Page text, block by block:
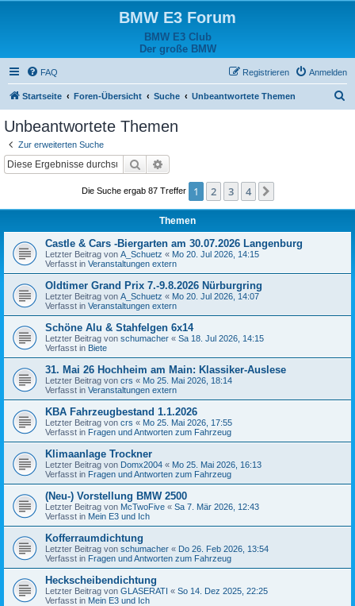
BMW E3 Forum
BMW E3 Club
Der große BMW
FAQ Anmelden
Registrieren
Startseite Foren-Übersicht Suche Unbeantwortete Themen
Unbeantwortete Themen
Zur erweiterten Suche
Suche
Die Suche ergab 87 Treffer 1 2 3 4
Themen
Castle & Cars -Biergarten am 30.07.2026 Langenburg
Letzter Beitrag von A_Schuetz « Mo 20. Jul 2026, 14:15
Verfasst in Veranstaltungen extern
Oldtimer Grand Prix 7.-9.8.2026 Nürburgring
Letzter Beitrag von A_Schuetz « Mo 20. Jul 2026, 14:07
Verfasst in Veranstaltungen extern
Schöne Alu & Stahfelgen 6x14
Letzter Beitrag von schumacher « Sa 18. Jul 2026, 14:15
Verfasst in Biete
31. Mai 26 Hochheim am Main: Klassiker-Auslese
Letzter Beitrag von crs « Mo 25. Mai 2026, 18:14
Verfasst in Veranstaltungen extern
KBA Fahrzeugbestand 1.1.2026
Letzter Beitrag von crs « Mo 25. Mai 2026, 17:55
Verfasst in Fragen und Antworten zum Fahrzeug
Klimaanlage Trockner
Letzter Beitrag von Domx2004 « Mo 25. Mai 2026, 16:13
Verfasst in Fragen und Antworten zum Fahrzeug
(Neu-) Vorstellung BMW 2500
Letzter Beitrag von McTwoFive « Sa 7. Mär 2026, 12:43
Verfasst in Mein E3 und Ich
Kofferraumdichtung
Letzter Beitrag von schumacher « Do 26. Feb 2026, 13:54
Verfasst in Fragen und Antworten zum Fahrzeug
Heckscheibendichtung
Letzter Beitrag von GLASERATI « So 14. Dez 2025, 22:25
Verfasst in Mein E3 und Ich